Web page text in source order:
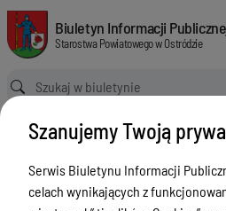
Biuro Rzeczy Znalezionych
Biuletyn Informacji Publicznej Starostwa
Biuletyn Informacji
Starostwa Powiatowego w Ostródzie
Ścieżka powrotu
Strona główna Informacja Biuro
Informacja
Menu Przedmiotowe
Szanujemy Twoją
Serwis Biuletynu Informacji
celach wynikających z